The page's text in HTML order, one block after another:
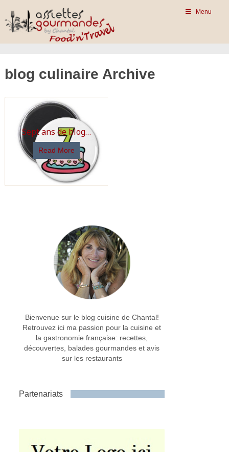
Menu
blog culinaire Archive
Sept ans de blog…
Read More
Bienvenue sur le blog cuisine de Chantal!
Retrouvez ici ma passion pour la cuisine et
la gastronomie française: recettes,
découvertes, balades gourmandes et avis
sur les restaurants
Partenariats